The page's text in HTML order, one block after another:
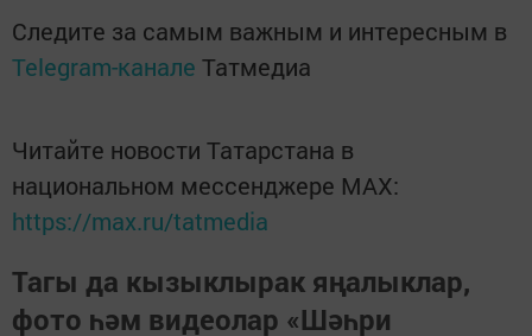
Следите за самым важным и интересным в
Telegram-канале Татмедиа
Читайте новости Татарстана в
национальном мессенджере MАХ:
https://max.ru/tatmedia
Тагы да кызыклырак яңалыклар,
фото һәм видеолар «Шәһри